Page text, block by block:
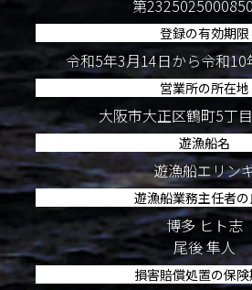
第
登録の有効期限
令和5年3月14日から令和10
営業所の所在地
大阪市大正区鶴町5丁
遊漁船名
遊漁船エリン
遊漁船業務主任者の
博多 ヒト志
尾後 隼人
損害賠償処置の保